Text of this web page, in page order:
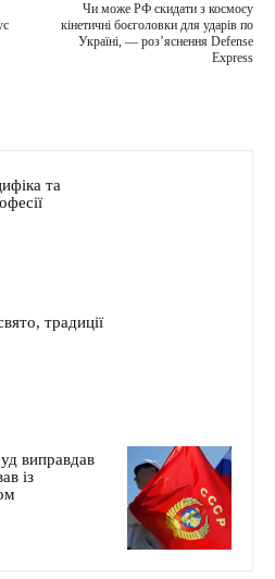
Чи може РФ скидати з космосу
кінетичні боєголовки для ударів по
Україні, — роз’яснення Defense
Express
та
традиції
виправдав
із